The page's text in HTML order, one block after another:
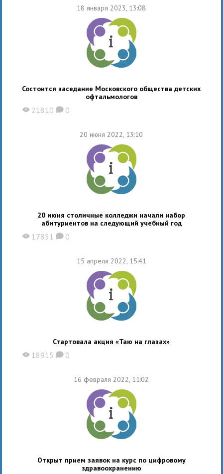
18 января 2023, 13:08
Состоится заседание Московского общества детских
офтальмологов
X 21810 K 0
20 июня 2022, 13:10
20 июня столичные колледжи начали набор
абитуриентов на следующий учебный год
X 17851 K 0
15 апреля 2022, 15:41
Стартовала акция «Таю на глазах»
X 18915 K 0
16 февраля 2022, 11:02
Открыт прием заявок на курс по цифровому
здравоохранению